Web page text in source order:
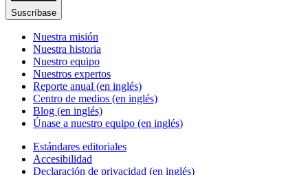
Suscríbase
Nuestra misión
Nuestra historia
Nuestro equipo
Nuestros expertos
Reporte anual (en inglés)
Centro de medios (en inglés)
Blog (en inglés)
Únase a nuestro equipo (en inglés)
Estándares editoriales
Accesibilidad
Declaración de privacidad (en inglés)